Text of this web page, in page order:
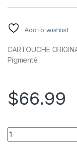
Add to wishlist
CARTOUCHE
Pigmenté
$66.99
CARTOUCHE